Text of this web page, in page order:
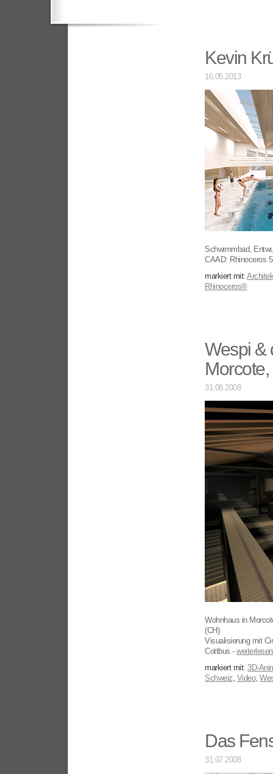
Kevin
16.05.2013
Schwimmbad,
CAAD: Rhinoceros
markiert mit:
Rhinoceros®
Wespi &
31.08.2008
Wohnhaus in
(CH)
Visualisierung mit
Cottbus -
markiert mit: 3D-
Schweiz, Video,
Das
31.07.2008